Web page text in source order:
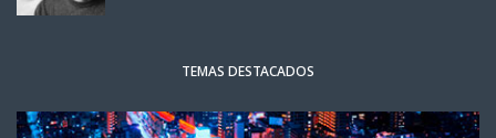
TEMAS DESTACADOS